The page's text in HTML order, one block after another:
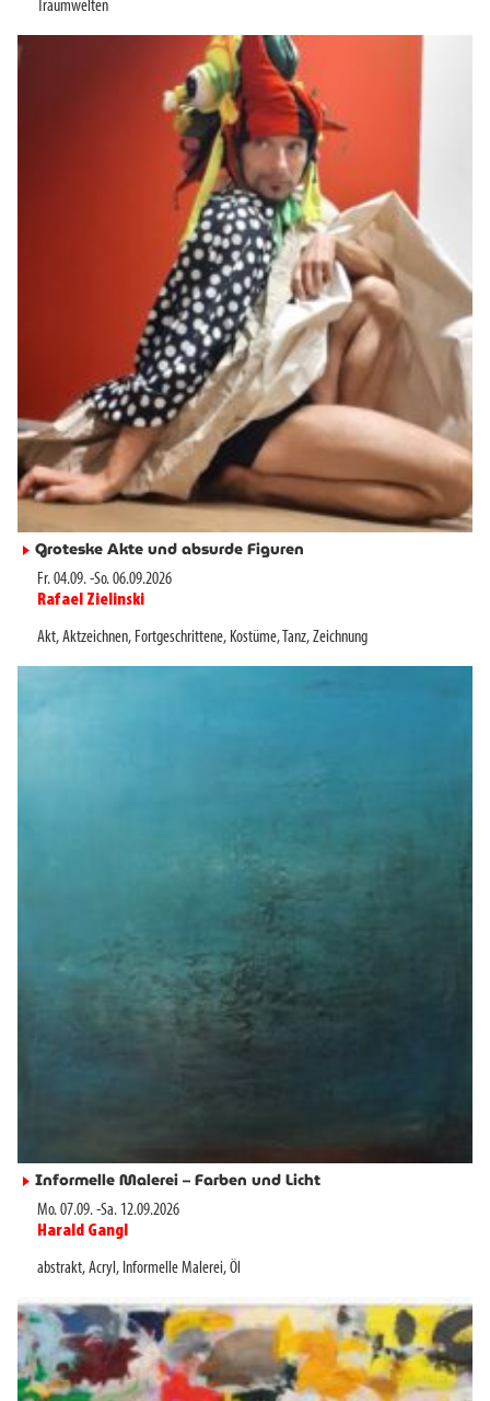
Traumwelten
► Groteske Akte und absurde Figuren
Fr. 04.09.-So. 06.09.2026
Rafael Zielinski
Akt,Aktzeichnen, Fortgeschrittene, Kostüme, Tanz,Zeichnung
► Informelle Malerei – Farben und Licht
Mo. 07.09.-Sa. 12.09.2026
Harald Gangl
abstrakt,Acryl , Informelle Malerei,Öl